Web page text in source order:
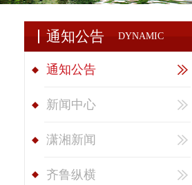
通知公告 DYNAMIC
通知公告
新闻中心
潇湘新闻
齐鲁纵横